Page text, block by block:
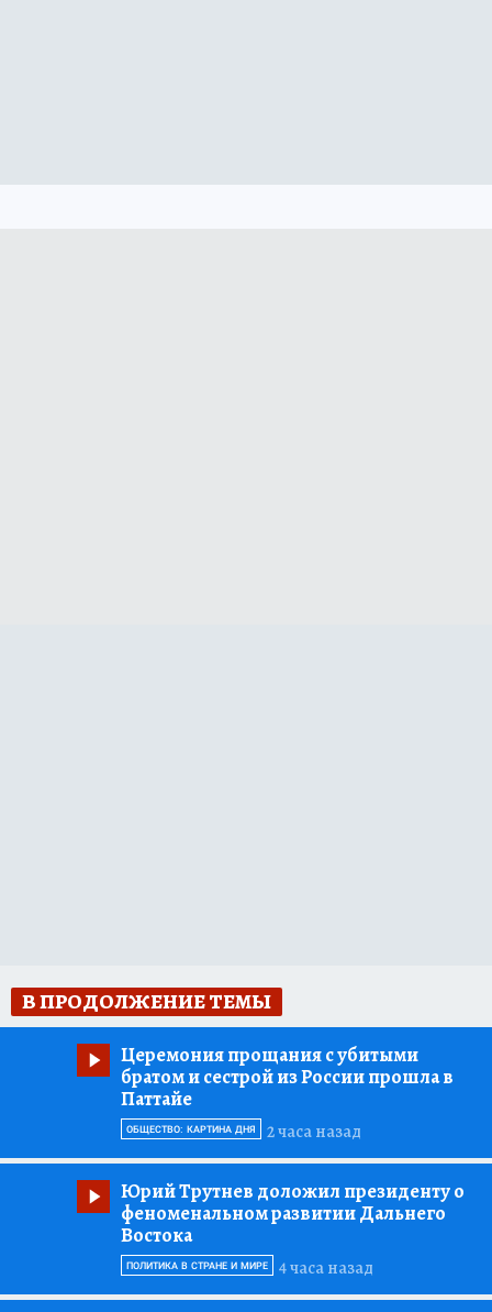
В ПРОДОЛЖЕНИЕ ТЕМЫ
Церемония прощания с убитыми
братом и сестрой из России прошла в
Паттайе
2 часа назад
ОБЩЕСТВО: КАРТИНА ДНЯ
Юрий Трутнев доложил президенту о
феноменальном развитии Дальнего
Востока
4 часа назад
ПОЛИТИКА В СТРАНЕ И МИРЕ